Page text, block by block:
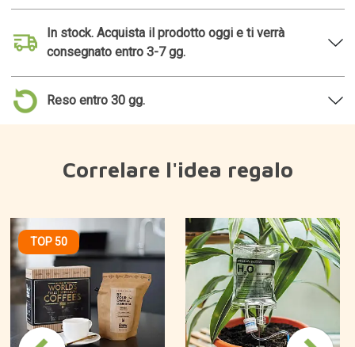
In stock. Acquista il prodotto oggi e ti verrà
consegnato entro 3-7 gg.
Reso entro 30 gg.
Correlare l'idea regalo
TOP 50